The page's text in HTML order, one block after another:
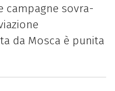
campagne sovra-
da Mosca è punita